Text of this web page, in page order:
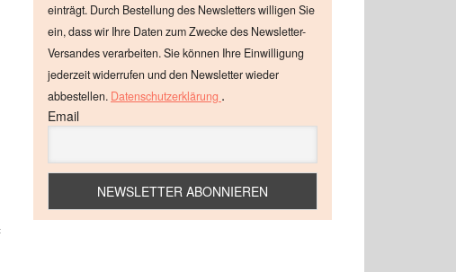
einträgt. Durch Bestellung des Newsletters willigen Sie
ein, dass wir Ihre Daten zum Zwecke des Newsletter-
Versandes verarbeiten. Sie können Ihre Einwilligung
jederzeit widerrufen und den Newsletter wieder
abbestellen. Datenschutzerklärung .
Email